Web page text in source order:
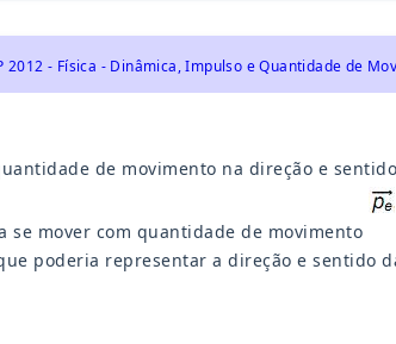
2012 - Física - Dinâmica, Impulso e Quantidade de
de movimento na direção e
se mover com quantidade de movimento
poderia representar a direção e sentido